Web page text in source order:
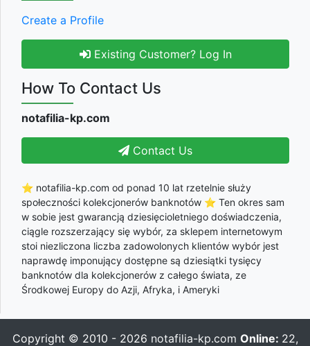
Create a Profile
Existing Customer? Log In
How To Contact Us
notafilia-kp.com
Contact Us
⭐ notafilia-kp.com od ponad 10 lat rzetelnie służy
społeczności kolekcjonerów banknotów ⭐ Ten okres sam
w sobie jest gwarancją dziesięcioletniego doświadczenia,
ciągle rozszerzający się wybór, za sklepem internetowym
stoi niezliczona liczba zadowolonych klientów wybór jest
naprawdę imponujący dostępne są dziesiątki tysięcy
banknotów dla kolekcjonerów z całego świata, ze
Środkowej Europy do Azji, Afryka, i Ameryki
Copyright © 2010 - 2026 notafilia-kp.com Online: 22,